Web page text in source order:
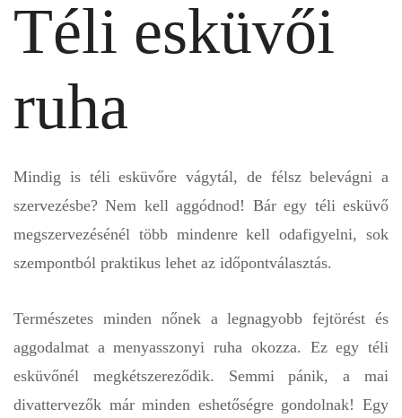
Téli esküvői
ruha
Mindig is téli esküvőre vágytál, de félsz belevágni a
szervezésbe? Nem kell aggódnod! Bár egy téli esküvő
megszervezésénél több mindenre kell odafigyelni, sok
szempontból praktikus lehet az időpontválasztás.
Természetes minden nőnek a legnagyobb fejtörést és
aggodalmat a menyasszonyi ruha okozza. Ez egy téli
esküvőnél megkétszereződik. Semmi pánik, a mai
divattervezők már minden eshetőségre gondolnak! Egy